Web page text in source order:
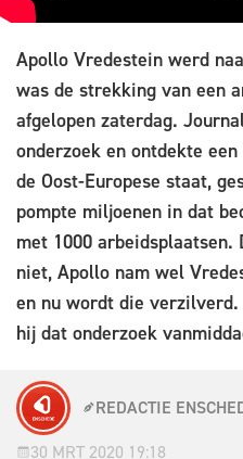
Apollo Vredestein werd
was de strekking van een
afgelopen zaterdag.
onderzoek en ontdekte
de Oost-Europese staat,
pompte miljoenen in dat
met 1000
niet, Apollo nam wel
en nu wordt die
hij dat onderzoek
REDACTIE
30 MRT 2020 19:18